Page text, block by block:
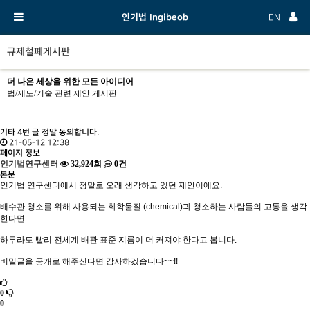
인기법 Ingibeob EN
규제철폐게시판
더 나은 세상을 위한 모든 아이디어
법/제도/기술 관련 제안 게시판
기타 4번 글 정말 동의합니다.
21-05-12 12:38
페이지 정보
인기법연구센터 32,924회 0건
본문
인기법 연구센터에서 정말로 오래 생각하고 있던 제안이에요.
배수관 청소를 위해 사용되는 화학물질 (chemical)과 청소하는 사람들의 고통을 생각
한다면
하루라도 빨리 전세계 배관 표준 지름이 더 커져야 한다고 봅니다.
비밀글을 공개로 해주신다면 감사하겠습니다~~!!
0
0